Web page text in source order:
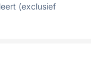
(exclusief